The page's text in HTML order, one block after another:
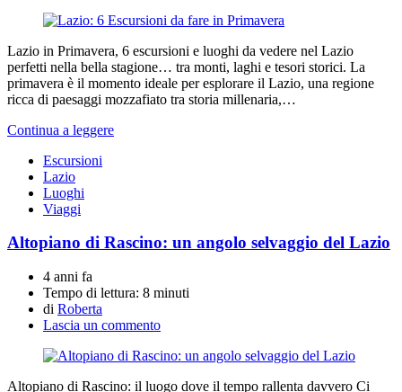
Lazio in Primavera, 6 escursioni e luoghi da vedere nel Lazio
perfetti nella bella stagione… tra monti, laghi e tesori storici. La
primavera è il momento ideale per esplorare il Lazio, una regione
ricca di paesaggi mozzafiato tra storia millenaria,…
Continua a leggere
Escursioni
Lazio
Luoghi
Viaggi
Altopiano di Rascino: un angolo selvaggio del Lazio
4 anni fa
Tempo di lettura: 8 minuti
di Roberta
Lascia un commento
Altopiano di Rascino: il luogo dove il tempo rallenta davvero Ci